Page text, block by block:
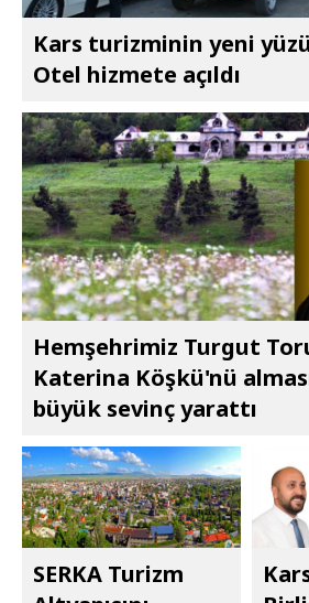
Kars turizminin yeni yüzü
Otel hizmete açıldı
Hemşehrimiz Turgut
Katerina Köşkü'nü
büyük sevinç yarattı
SERKA Turizm